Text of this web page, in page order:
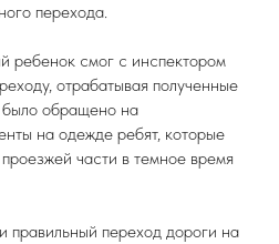
перехода.
ребенок смог с инспектором
отрабатывая полученные
обращено на
на одежде ребят, которые
части в темное время
правильный переход дороги на